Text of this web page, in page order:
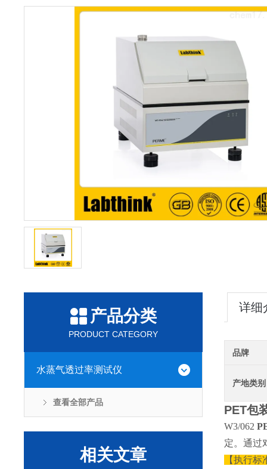
产品分类
PRODUCT CATEGORY
水蒸气透过率测试仪
查看全部产品
相关文章
详细
品牌
产地类别
PET包
W3/062
定。通过
【执行标